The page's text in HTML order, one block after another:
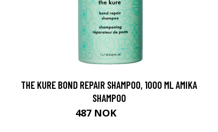
THE KURE BOND REPAIR SHAMPOO, 1000 ML AMIKA
SHAMPOO
487 NOK